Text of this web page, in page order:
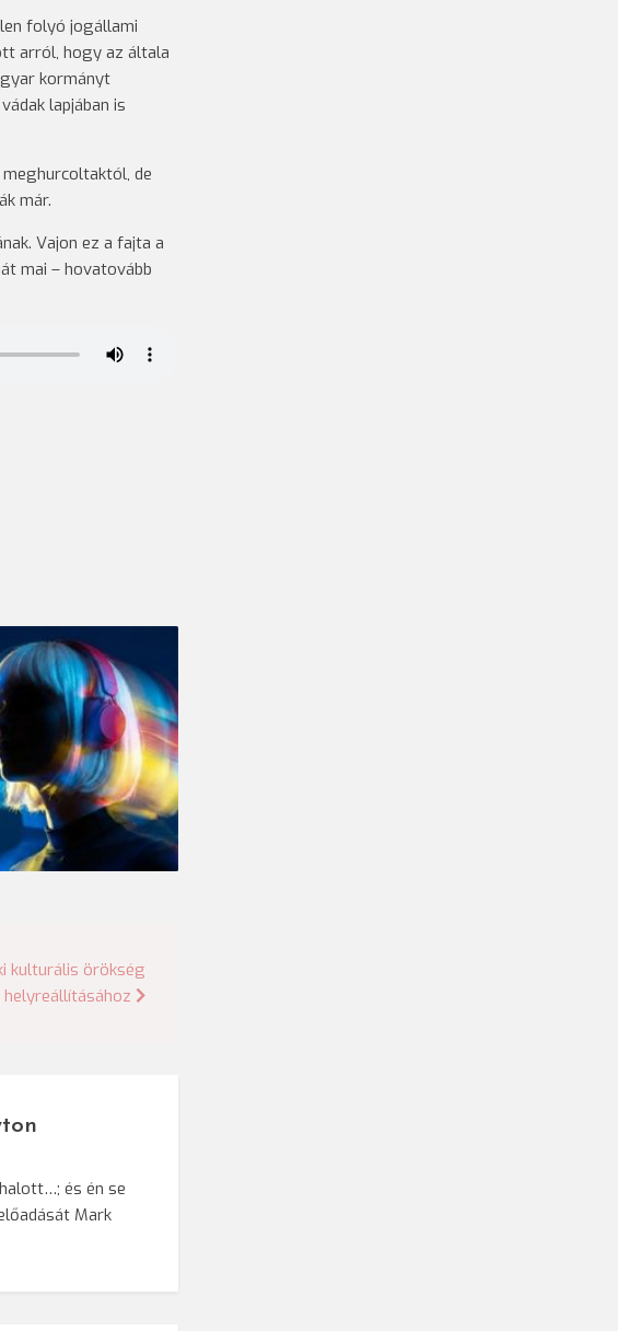
folyó jogállami
arról, hogy az általa
kormányt
lapjában is
de
már.
Vajon ez a fajta a
mai – hovatovább
kulturális örökség
helyreállításához
és én se
Mark